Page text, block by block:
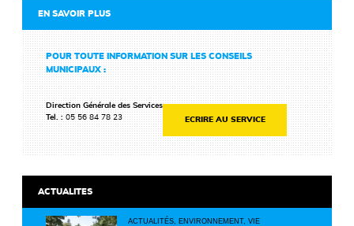
EN SAVOIR PLUS
POUR TOUTE INFORMATION SUR LES CONSEILS
MUNICIPAUX :
Direction Générale des Services
Tel. :05 56 84 78 23 ECRIRE AU SERVICE
ACTUALITES
ACTUALITÉS, ENVIRONNEMENT, VIE